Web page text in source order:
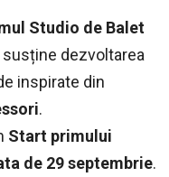
Studio de Balet
susține dezvoltarea
inspirate din
.
Start primului
de 29 septembrie.